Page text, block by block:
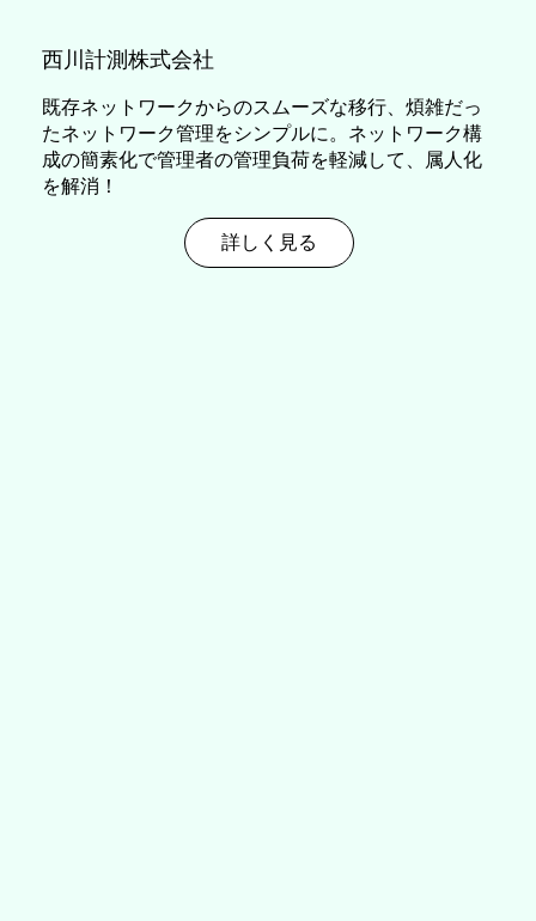
西川計測株式会社
既存ネットワークからのスムーズな移行、煩雑だっ
たネットワーク管理をシンプルに。​ネットワーク構
成の簡素化で管理者の管理負荷を軽減して、属人化
を解消！
詳しく見る